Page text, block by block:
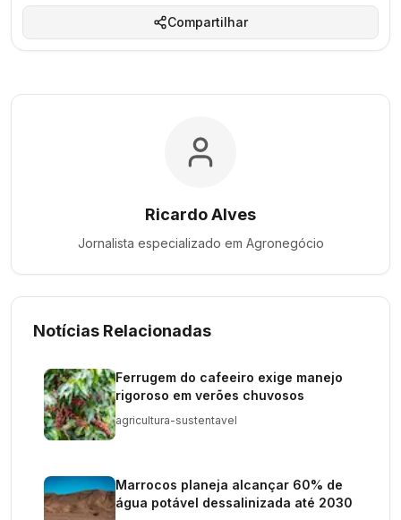
Compartilhar
Ricardo Alves
Jornalista especializado em Agronegócio
Notícias Relacionadas
Ferrugem do cafeeiro exige manejo
rigoroso em verões chuvosos
agricultura-sustentavel
Marrocos planeja alcançar 60% de
água potável dessalinizada até 2030